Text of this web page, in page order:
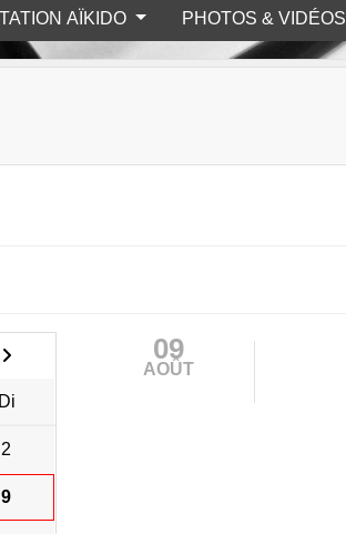
AÏKIDO PHOTOS & VIDÉOS
Di
2
9
09
AOÛT